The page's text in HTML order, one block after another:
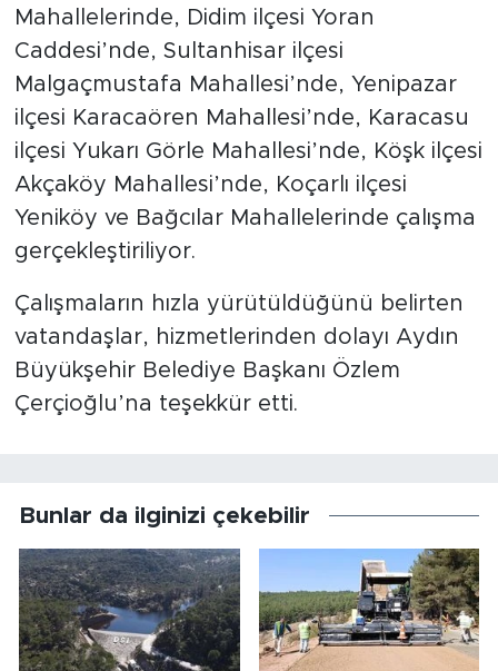
Mahallelerinde, Didim ilçesi Yoran
Caddesi’nde, Sultanhisar ilçesi
Malgaçmustafa Mahallesi’nde, Yenipazar
ilçesi Karacaören Mahallesi’nde, Karacasu
ilçesi Yukarı Görle Mahallesi’nde, Köşk ilçesi
Akçaköy Mahallesi’nde, Koçarlı ilçesi
Yeniköy ve Bağcılar Mahallelerinde çalışma
gerçekleştiriliyor.
Çalışmaların hızla yürütüldüğünü belirten
vatandaşlar, hizmetlerinden dolayı Aydın
Büyükşehir Belediye Başkanı Özlem
Çerçioğlu’na teşekkür etti.
Bunlar da ilginizi çekebilir